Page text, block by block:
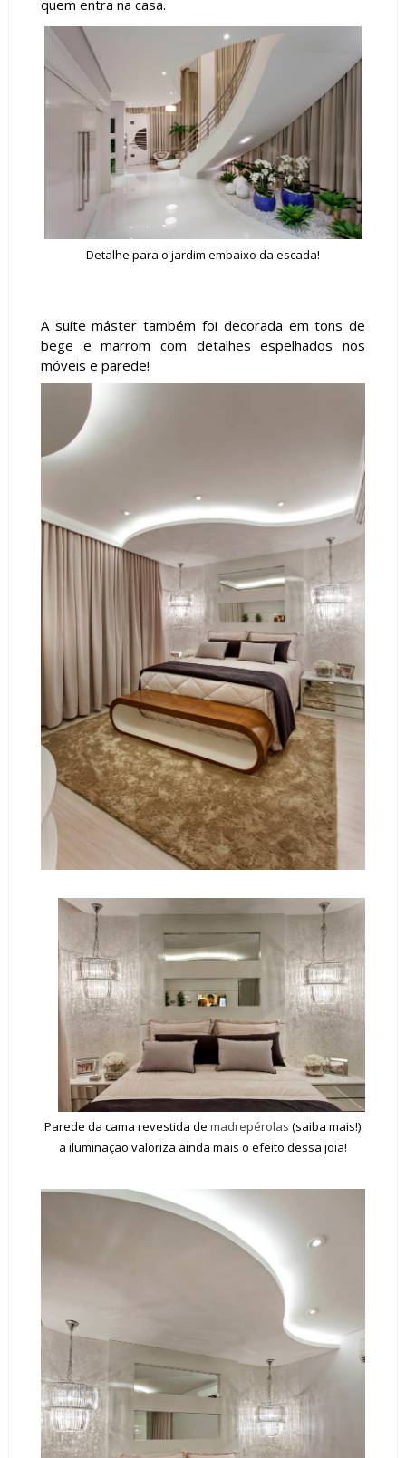
quem entra na casa.
Detalhe para o jardim embaixo da escada!
A suíte máster também foi decorada em tons de
bege e marrom com detalhes espelhados nos
móveis e parede!
Parede da cama revestida demadrepérolas (saiba mais!)
a iluminação valoriza ainda mais o efeito dessa joia!